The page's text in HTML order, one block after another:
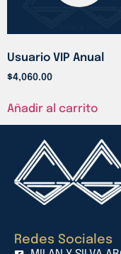
Usuario VIP Anual
$4,060.00
Añadir al carrito
Redes Sociales